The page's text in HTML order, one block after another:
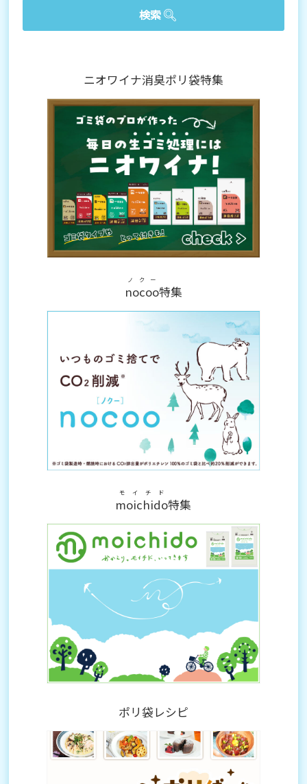
ニオワイナ消臭ポリ袋特集
nocoo
ノクー
特集
moichido
モイチド
特集
ポリ袋レシピ